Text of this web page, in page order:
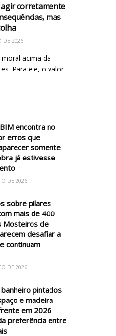
corretamente
mas
DE 2026
acima da
Para ele, o valor
encontra no
erros que
somente
já estivesse
DE 2026
sobre pilares
mais de 400
Mosteiros de
desafiar a
continuam
DE 2026
pintados
e madeira
em 2026
preferência entre